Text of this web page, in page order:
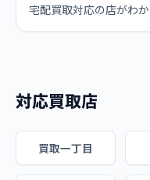
宅配買取対応の店がわか
対応買取店
買取一丁目